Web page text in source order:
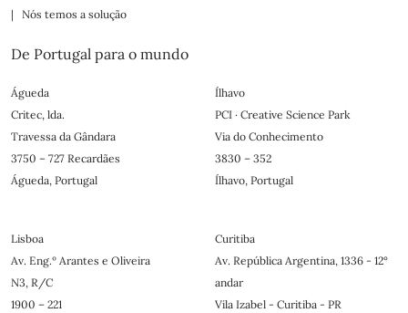
| Nós temos a solução
De Portugal para o mundo
Águeda
Critec, lda.
Travessa da Gândara
3750 – 727 Recardães
Águeda, Portugal
Ílhavo
PCI · Creative Science Park
Via do Conhecimento
3830 – 352
Ílhavo, Portugal
Lisboa
Av. Eng.º Arantes e Oliveira
N3, R/C
1900 – 221
Curitiba
Av. República Argentina, 1336 - 12°
andar
Vila Izabel - Curitiba - PR